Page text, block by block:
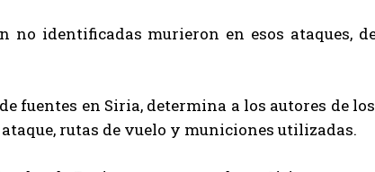
no identificadas murieron en esos ataques,
fuentes en Siria, determina a los autores de
rutas de vuelo y municiones utilizadas.